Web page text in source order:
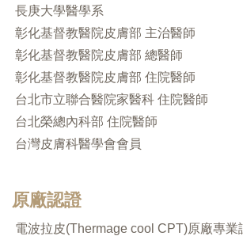
長庚大學醫學系
彰化基督教醫院皮膚部 主治醫師
彰化基督教醫院皮膚部 總醫師
彰化基督教醫院皮膚部 住院醫師
台北市立聯合醫院家醫科 住院醫師
台北榮總內科部 住院醫師
台灣皮膚科醫學會會員
原廠認證
電波拉皮(Thermage cool CPT)原廠專業